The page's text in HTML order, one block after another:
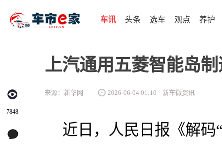
车讯 头条 选车 观点 养护
7848
上汽通用五菱智能岛
来源：新华网 2026-06-04 01:10 新车微资讯
近日，人民日报《解码